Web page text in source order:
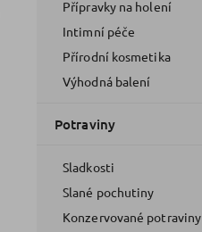
Přípravky na holení
Intimní péče
Přírodní kosmetika
Výhodná balení
Potraviny
Sladkosti
Slané pochutiny
Konzervované potraviny